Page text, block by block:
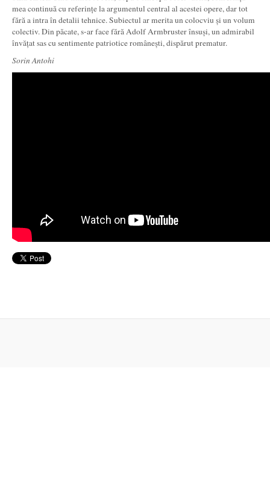
mea continuă cu referințe la argumentul central al acestei opere, dar tot
fără a intra în detalii tehnice. Subiectul ar merita un colocviu și un volum
colectiv. Din păcate, s-ar face fără Adolf Armbruster însuși, un admirabil
învățat sas cu sentimente patriotice românești, dispărut prematur.
Sorin Antohi